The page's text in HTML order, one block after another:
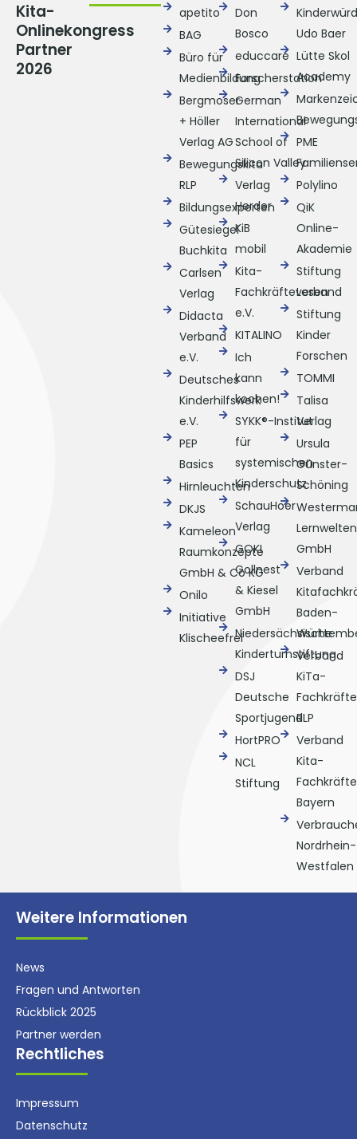
Kita-
Onlinekongress
Partner
2026
apetito
BAG
Büro für
Medienbildung
Bergmoser
+ Höller
Verlag AG
Bewegungskita
RLP
Bildungsexperten
Gütesiegel
Buchkita
Carlsen
Verlag
Didacta
Verband
e.V.
Deutsches
Kinderhilfswerk
e.V.
PEP
Basics
Hirnleuchten
DKJS
Kameleon
Raumkonzepte
GmbH & Co KG
Onilo
Initiative
Klischeefrei
Don
Bosco
educcare
Forscherstation
German
International
School of
Silicon Valley
Verlag
Herder
KiB
mobil
Kita-
Fachkräfteverband
e.V.
KITALINO
Ich
kann
kochen!
SYKK®-Institut
für
systemischen
Kinderschutz
SchauHoer
Verlag
GOKI
Gollnest
& Kiesel
GmbH
Niedersächsische
Kinderturnstiftung
DSJ
Deutsche
Sportjugend
HortPRO
NCL
Stiftung
Udo Baer
Lütte Skol
Academy
PME
Polylino
QiK
Online-
Akademie
Stiftung
Lesen
Stiftung
Kinder
Forschen
TOMMI
Talisa
Verlag
Ursula
Günster-
Schöning
Lernwelten
GmbH
Verband
Baden-
Verband
KiTa-
Fachkräfte
RLP
Verband
Kita-
Fachkräfte
Bayern
Nordrhein-
Westfalen
Weitere Informationen
News
Fragen und Antworten
Rückblick 2025
Partner werden
Rechtliches
Impressum
Datenschutz